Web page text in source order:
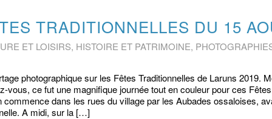
TRADITIONNELLES DU 15
ET LOISIRS, HISTOIRE ET PATRIMOINE,
photographique sur les Fêtes Traditionnelles de Laruns 2019.
vous, ce fut une magnifique journée tout en couleur pour ces
commence dans les rues du village par les Aubades ossaloises,
A midi, sur la […]